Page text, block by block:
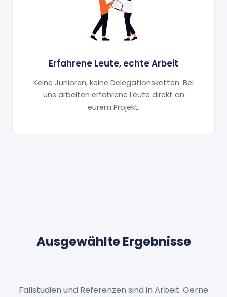
Erfahrene Leute, echte Arbeit
Keine Junioren, keine Delegationsketten. Bei
uns arbeiten erfahrene Leute direkt an
eurem Projekt.
Ausgewählte Ergebnisse
Fallstudien und Referenzen sind in Arbeit. Gerne